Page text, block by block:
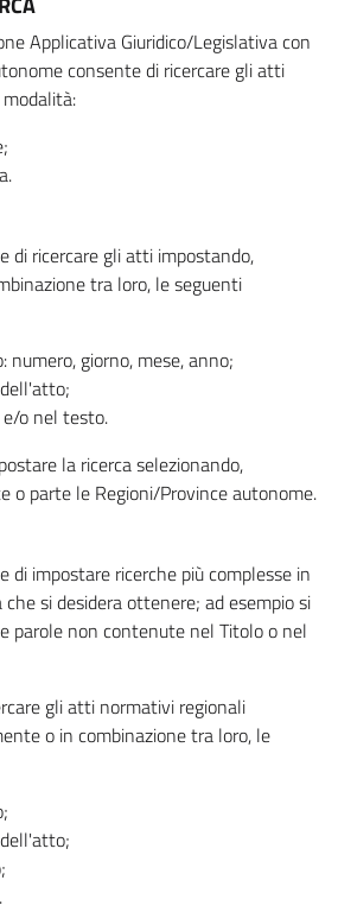
Applicativa Giuridico/Legislativa con
consente di ricercare gli atti
di ricercare gli atti impostando,
tra loro, le seguenti
numero, giorno, mese, anno;
o nel testo.
la ricerca selezionando,
parte le Regioni/Province autonome.
di impostare ricerche più complesse in
si desidera ottenere; ad esempio si
parole non contenute nel Titolo o nel
gli atti normativi regionali
o in combinazione tra loro, le